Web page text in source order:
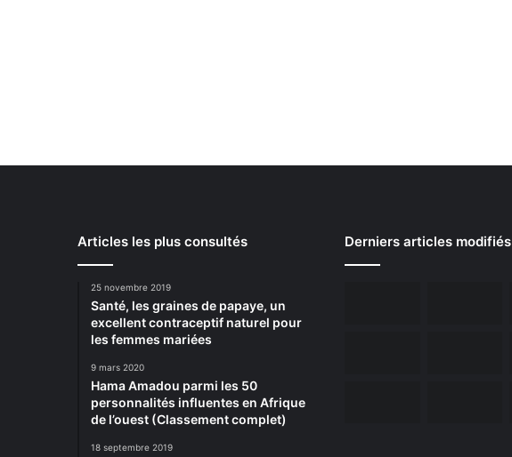
Articles les plus consultés
25 novembre 2019
Santé, les graines de papaye, un
excellent contraceptif naturel pour
les femmes mariées
9 mars 2020
Hama Amadou parmi les 50
personnalités influentes en Afrique
de l’ouest (Classement complet)
18 septembre 2019
Derniers articles modifiés